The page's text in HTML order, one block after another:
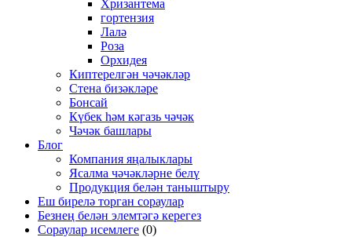
Хризантема
гортензия
Лалә
Роза
Орхидея
Киптерелгән чәчәкләр
Стена бизәкләре
Бонсай
Күбек һәм кәгазь чәчәк
Чәчәк башлары
Блог
Компания яңалыклары
Ясалма чәчәкләрне белү
Продукция белән таныштыру
Еш бирелә торган сораулар
Безнең белән элемтәгә керегез
Сораулар исемлеге (0)